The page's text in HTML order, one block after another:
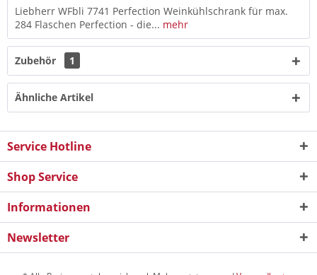
Liebherr WFbli 7741 Perfection Weinkühlschrank für max.
284 Flaschen Perfection - die... mehr
Zubehör 1
Ähnliche Artikel
Service Hotline
Shop Service
Informationen
Newsletter